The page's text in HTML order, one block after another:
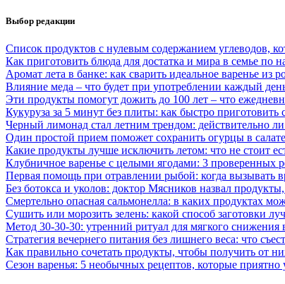
Выбор редакции
Список продуктов с нулевым содержанием углеводов,
Как приготовить блюда для достатка и мира в семье по
Аромат лета в банке: как сварить идеальное варенье из
Влияние меда – что будет при употреблении каждый
Эти продукты помогут дожить до 100 лет – что
Кукуруза за 5 минут без плиты: как быстро
Черный лимонад стал летним трендом: действительно
Один простой прием поможет сохранить огурцы в
Какие продукты лучше исключить летом: что не стоит
Клубничное варенье с целыми ягодами: 3 проверенных
Первая помощь при отравлении рыбой: когда вызывать
Без ботокса и уколов: доктор Мясников назвал
Смертельно опасная сальмонелла: в каких продуктах
Сушить или морозить зелень: какой способ заготовки
Метод 30-30-30: утренний ритуал для мягкого снижения
Стратегия вечернего питания без лишнего веса: что
Как правильно сочетать продукты, чтобы получить от
Сезон варенья: 5 необычных рецептов, которые приятно